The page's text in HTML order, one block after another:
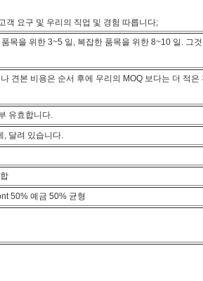
객 요구 및 우리의 직업 및 경험 따릅니다;
목을 위한 3~5 일, 복잡한 품목을 위한 8~10 일. 그
견본 비용은 순서 후에 우리의 MOQ 보다는 더 적은
유효합니다.
, 달려 있습니다.
50% 예금 50% 균형